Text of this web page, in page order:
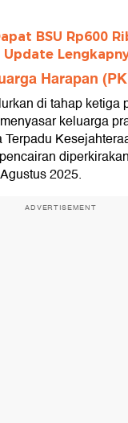
BSU Rp600
Update
Harapan
di tahap ketiga
keluarga
Terpadu
2025.
ADVERTISEMENT